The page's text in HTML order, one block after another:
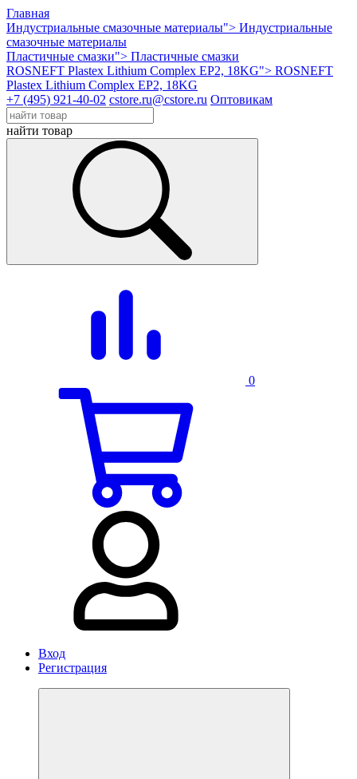
Главная
Индустриальные смазочные материалы"> Индустриальные
смазочные материалы
Пластичные смазки"> Пластичные смазки
ROSNEFT Plastex Lithium Complex EP2, 18KG"> ROSNEFT
Plastex Lithium Complex EP2, 18KG
+7 (495) 921-40-02 cstore.ru@cstore.ru Оптовикам
найти товар
0
Вход
Регистрация